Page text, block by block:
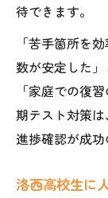
待できます。
「苦手箇所を
数が安定した
「家庭での復
期テスト対策
進捗確認が成功
洛西高校生に